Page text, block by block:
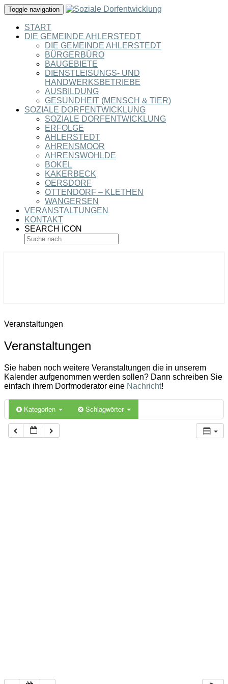
Toggle navigation
START
DIE GEMEINDE AHLERSTEDT
DIE GEMEINDE AHLERSTEDT
BÜRGERBÜRO
BAUGEBIETE
DIENSTLEISUNGS- UND
HANDWERKSBETRIEBE
AUSBILDUNG
GESUNDHEIT (MENSCH & TIER)
SOZIALE DORFENTWICKLUNG
SOZIALE DORFENTWICKLUNG
ERFOLGE
AHLERSTEDT
AHRENSMOOR
AHRENSWOHLDE
BOKEL
KAKERBECK
OERSDORF
OTTENDORF – KLETHEN
WANGERSEN
VERANSTALTUNGEN
KONTAKT
SEARCH ICON
Veranstaltungen
Veranstaltungen
Sie haben noch weitere Veranstaltungen die in unserem
Kalender aufgenommen werden sollen? Dann schreiben Sie
einfach ihrem Dorfmoderator eine Nachricht!
Kategorien Schlagwörter